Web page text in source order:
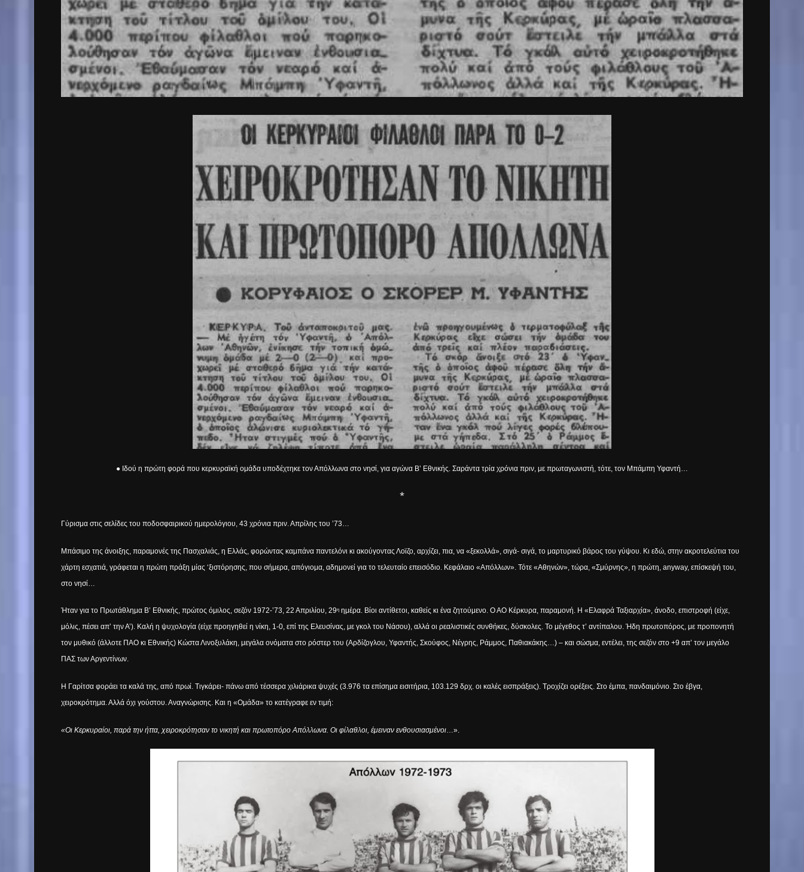
● Ιδού η πρώτη φορά που κερκυραϊκή ομάδα υποδέχτηκε τον Απόλλωνα στο νησί, για αγώνα Β’ Εθνικής. Σαράντα τρία χρόνια πριν, με πρωταγωνιστή, τότε, τον Μπάμπη Υφαντή…
*
Γύρισμα στις σελίδες του ποδοσφαιρικού ημερολόγιου, 43 χρόνια πριν. Απρίλης του ’73…
Μπάσιμο της άνοιξης, παραμονές της Πασχαλιάς, η Ελλάς, φορώντας καμπάνα παντελόνι κι ακούγοντας Λοϊζο, αρχίζει, πια, να «ξεκολλά», σιγά- σιγά, το μαρτυρικό βάρος του γύψου. Κι εδώ, στην ακροτελεύτια του
χάρτη εσχατιά, γράφεται η πρώτη πράξη μίας ‘ξιστόρησης, που σήμερα, απόγιομα, αδημονεί για το τελευταίο επεισόδιο. Κεφάλαιο «Απόλλων». Τότε «Αθηνών», τώρα, «Σμύρνης», η πρώτη, anyway, επίσκεψή του,
στο νησί…
Ήταν για το Πρωτάθλημα Β’ Εθνικής, πρώτος όμιλος, σεζόν 1972-’73, 22 Απριλίου, 29η ημέρα. Βίοι αντίθετοι, καθείς κι ένα ζητούμενο. Ο ΑΟ Κέρκυρα, παραμονή. Η «Ελαφρά Ταξιαρχία», άνοδο, επιστροφή (είχε,
μόλις, πέσει απ’ την Α’). Καλή η ψυχολογία (είχε προηγηθεί η νίκη, 1-0, επί της Ελευσίνας, με γκολ του Νάσου), αλλά οι ρεαλιστικές συνθήκες, δύσκολες. Το μέγεθος τ’ αντίπαλου. Ήδη πρωτοπόρος, με προπονητή
τον μυθικό (άλλοτε ΠΑΟ κι Εθνικής) Κώστα Λινοξυλάκη, μεγάλα ονόματα στο ρόστερ του (Αρδίζογλου, Υφαντής, Σκούφος, Νέγρης, Ράμμος, Παθιακάκης…) – και σώσμα, εντέλει, της σεζόν στο +9 απ’ τον μεγάλο
ΠΑΣ των Αργεντίνων.
Η Γαρίτσα φοράει τα καλά της, από πρωί. Τιγκάρει- πάνω από τέσσερα χιλιάρικα ψυχές (3.976 τα επίσημα εισιτήρια, 103.129 δρχ. οι καλές εισπράξεις). Τροχίζει ορέξεις. Στο έμπα, πανδαιμόνιο. Στο έβγα,
χειροκρότημα. Αλλά όχι γούστου. Αναγνώρισης. Και η «Ομάδα» το κατέγραφε εν τιμή:
«Οι Κερκυραίοι, παρά την ήττα, χειροκρότησαν το νικητή και πρωτοπόρο Απόλλωνα. Οι φίλαθλοι, έμειναν ενθουσιασμένοι…».